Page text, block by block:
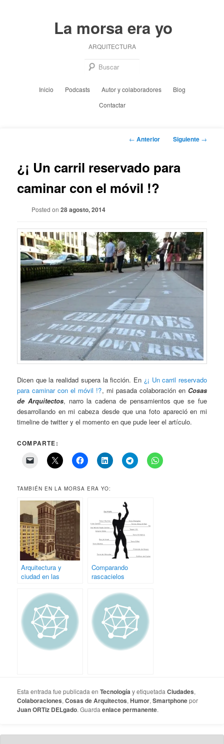
La morsa era yo
ARQUITECTURA
Inicio Podcasts Autor y colaboradores
Blog
Contactar
Navegación
← Anterior Siguiente →
¿¡ Un carril reservado para
caminar con el móvil !?
Posted on 28 agosto, 2014
Dicen que la realidad supera la ficción. En ¿¡ Un carril reservado
para caminar con el móvil !?, mi pasada colaboración en Cosas
de Arquitectos, narro la cadena de pensamientos que se fue
desarrollando en mi cabeza desde que una foto apareció en mi
timeline de twitter y el momento en que pude leer el artículo.
COMPARTE:
TAMBIÉN EN LA MORSA ERA YO:
Arquitectura y
ciudad en las
Giordano Poloni
Comparando
rascacielos
Esta entrada fue publicada enTecnologíay etiquetadaCiudades,
Colaboraciones,Cosas de Arquitectos,Humor,Smartphonepor
Juan ORTiz DELgado. Guardaenlace permanente.